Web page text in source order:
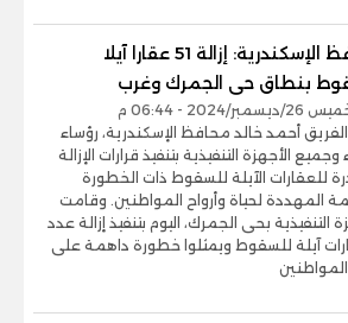
محافظ الإسكندرية: إزالة 51 عقارا آيلا
بنطاق حى الجمرك وغرب
ديسمبر/2024 - 06:44 م
أحمد خالد محافظ الإسكندرية، رؤساء
وجميع الأجهزة التنفيذية بتنفيذ قرارات الإزالة
للعقارات الآيلة للسقوط ذات الخطورة
المهددة لحياة وأرواح المواطنين. وقامت
التنفيذية بحى الجمرك، اليوم بتنفيذ إزالة عدد
آيلة للسقوط ويمثلوا خطورة داهمة على
المواطنين